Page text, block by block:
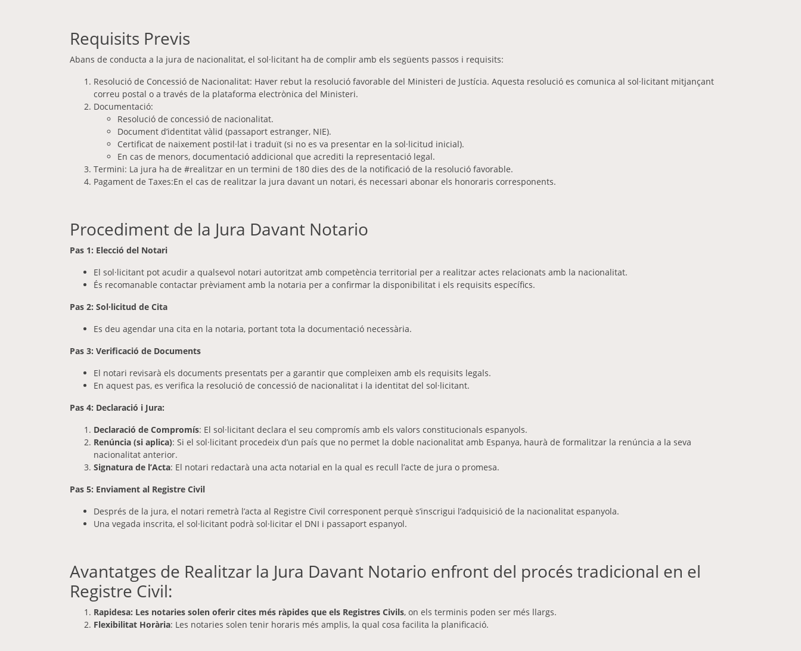
Requisits Previs
Abans de conducta a la jura de nacionalitat, el sol·licitant ha de complir amb els següents passos i requisits:
Resolució de Concessió de Nacionalitat: Haver rebut la resolució favorable del Ministeri de Justícia. Aquesta resolució es comunica al sol·licitant mitjançant
correu postal o a través de la plataforma electrònica del Ministeri.
Documentació:
Resolució de concessió de nacionalitat.
Document d’identitat vàlid (passaport estranger, NIE).
Certificat de naixement postil·lat i traduït (si no es va presentar en la sol·licitud inicial).
En cas de menors, documentació addicional que acrediti la representació legal.
Termini: La jura ha de #realitzar en un termini de 180 dies des de la notificació de la resolució favorable.
Pagament de Taxes:En el cas de realitzar la jura davant un notari, és necessari abonar els honoraris corresponents.
Procediment de la Jura Davant Notario
Pas 1: Elecció del Notari
El sol·licitant pot acudir a qualsevol notari autoritzat amb competència territorial per a realitzar actes relacionats amb la nacionalitat.
És recomanable contactar prèviament amb la notaria per a confirmar la disponibilitat i els requisits específics.
Pas 2: Sol·licitud de Cita
Es deu agendar una cita en la notaria, portant tota la documentació necessària.
Pas 3: Verificació de Documents
El notari revisarà els documents presentats per a garantir que compleixen amb els requisits legals.
En aquest pas, es verifica la resolució de concessió de nacionalitat i la identitat del sol·licitant.
Pas 4: Declaració i Jura:
Declaració de Compromís: El sol·licitant declara el seu compromís amb els valors constitucionals espanyols.
Renúncia (si aplica): Si el sol·licitant procedeix d’un país que no permet la doble nacionalitat amb Espanya, haurà de formalitzar la renúncia a la seva
nacionalitat anterior.
Signatura de l’Acta: El notari redactarà una acta notarial en la qual es recull l’acte de jura o promesa.
Pas 5: Enviament al Registre Civil
Després de la jura, el notari remetrà l’acta al Registre Civil corresponent perquè s’inscrigui l’adquisició de la nacionalitat espanyola.
Una vegada inscrita, el sol·licitant podrà sol·licitar el DNI i passaport espanyol.
Avantatges de Realitzar la Jura Davant Notario enfront del procés tradicional en el
Registre Civil:
Rapidesa: Les notaries solen oferir cites més ràpides que els Registres Civils, on els terminis poden ser més llargs.
Flexibilitat Horària: Les notaries solen tenir horaris més amplis, la qual cosa facilita la planificació.